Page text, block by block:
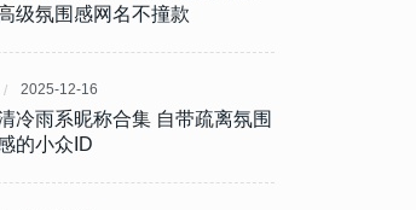
级氛围感网名不撞款
2025-12-16
冷雨系昵称合集 自带疏离氛围
的小众ID